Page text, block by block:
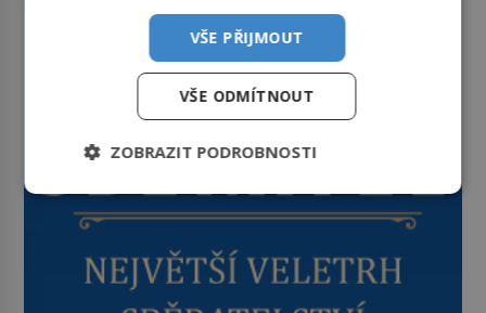
VŠE PŘIJMOUT
VŠE ODMÍTNOUT
ZOBRAZIT PODROBNOSTI